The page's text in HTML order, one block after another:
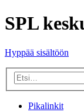
SPL
Hyppää sisältöön
Pikalinkit